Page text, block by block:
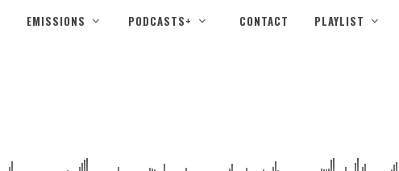
EMISSIONS PODCASTS+ CONTACT PLAYLIST